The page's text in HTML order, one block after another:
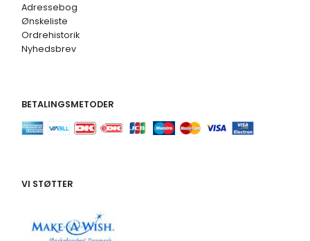
Adressebog
Ønskeliste
Ordrehistorik
Nyhedsbrev
BETALINGSMETODER
VI STØTTER